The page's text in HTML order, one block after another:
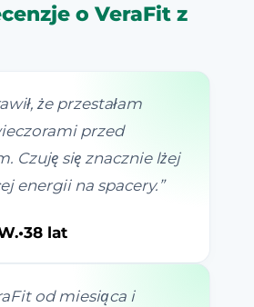
o VeraFit z
że przestałam
przed
Czuję się znacznie lżej
energii na spacery. ”
•38 lat
od miesiąca i